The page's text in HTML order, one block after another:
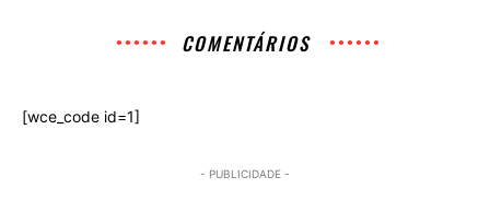
COMENTÁRIOS
[wce_code id=1]
- PUBLICIDADE -